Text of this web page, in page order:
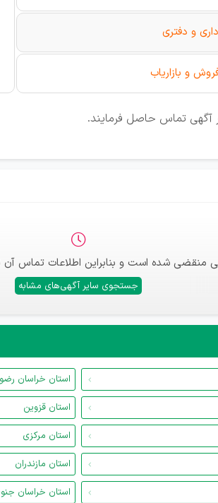
و دفتری
و بازاریاب
آگهی تماس حاصل فرمایند.
منقضی شده است و بنابراین اطلاعات تماس
جستجوی سایر آگهی‌های مشابه
استان خراسان
استان قزوین
استان مرکزی
استان مازندران
استان خراسان